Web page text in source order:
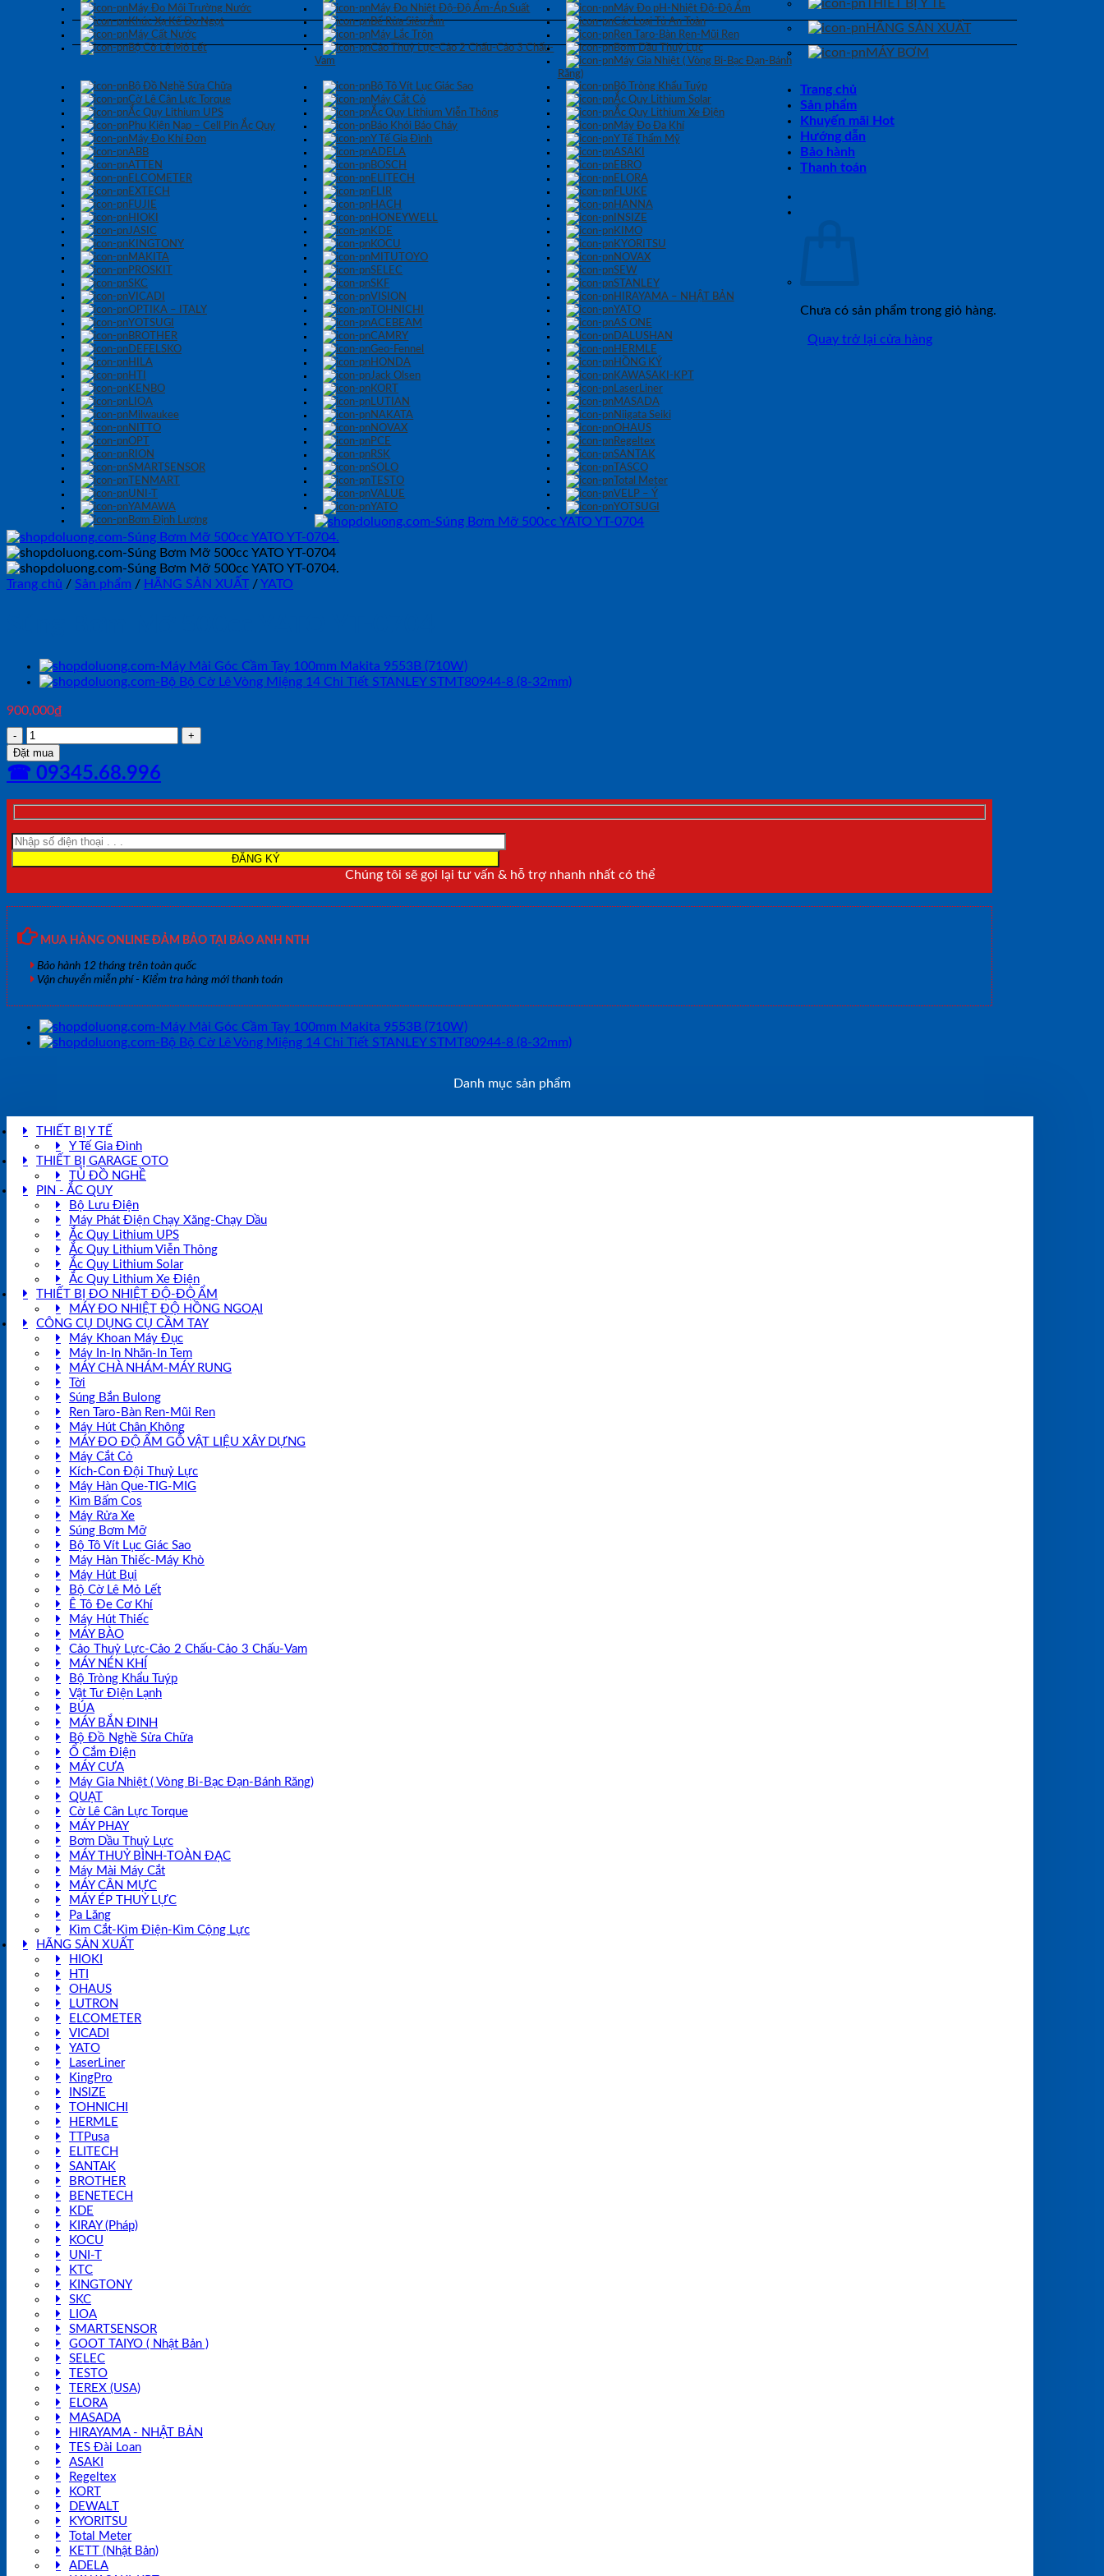
Máy Đo Môi Trường Nước
Máy Đo Nhiệt Độ-Độ Ẩm-Áp Suất
Máy Đo pH-Nhiệt Độ-Độ Ẩm
Khúc Xạ Kế Đo Ngọt
Bể Rửa Siêu Âm
Các Loại Tủ An Toàn
Máy Cất Nước
Máy Lắc Trộn
Ren Taro-Bàn Ren-Mũi Ren
Bộ Cờ Lê Mỏ Lết
Cảo Thuỷ Lực-Cảo 2 Chấu-Cảo 3 Chấu-
Vam
Bơm Dầu Thuỷ Lực
Máy Gia Nhiệt ( Vòng Bi-Bạc Đạn-Bánh
Răng)
Bộ Đồ Nghề Sửa Chữa
Bộ Tô Vít Lục Giác Sao
Bộ Tròng Khẩu Tuýp
Cờ Lê Cân Lực Torque
Máy Cắt Cỏ
Ắc Quy Lithium Solar
Ắc Quy Lithium UPS
Ắc Quy Lithium Viễn Thông
Ắc Quy Lithium Xe Điện
Phụ Kiện Nạp – Cell Pin Ắc Quy
Báo Khói Báo Cháy
Máy Đo Đa Khí
Máy Đo Khí Đơn
THIẾT BỊ Y TẾ
Y Tế Gia Đình Y Tế Thẩm Mỹ
HÃNG SẢN XUẤT
ABB ADELA
ASAKI
ATTEN
BOSCH
EBRO
ELCOMETER
ELITECH
ELORA
EXTECH
FLIR
FLUKE
FUJIE
HACH
HANNA
HIOKI
HONEYWELL
INSIZE
JASIC
KDE
KIMO
KINGTONY
KOCU
KYORITSU
MAKITA
MITUTOYO
NOVAX
PROSKIT
SELEC
SEW
SKC
SKF
STANLEY
VICADI
VISION
HIRAYAMA – NHẬT BẢN
OPTIKA – ITALY
TOHNICHI
YATO
YOTSUGI
ACEBEAM
AS ONE
BROTHER
CAMRY
DALUSHAN
DEFELSKO
Geo-Fennel
HERMLE
HILA
HONDA
HỒNG KÝ
HTI
Jack Olsen
KAWASAKI-KPT
KENBO
KORT
LaserLiner
LIOA
LUTIAN
MASADA
Milwaukee
NAKATA
Niigata Seiki
NITTO
NOVAX
OHAUS
OPT
PCE
Regeltex
RION
RSK
SANTAK
SMARTSENSOR
SOLO
TASCO
TENMART
TESTO
Total Meter
UNI-T
VALUE
VELP – Ý
YAMAWA
YATO YOTSUGI
MÁY BƠM
Bơm Định Lượng
Trang chủ
Sản phẩm
Khuyến mãi Hot
Hướng dẫn
Bảo hành
Thanh toán
Chưa có sản phẩm trong giỏ hàng.
Quay trở lại cửa hàng
Trang chủ / Sản phẩm / HÃNG SẢN XUẤT /YATO
900,000₫
Súng
Bơm
Mỡ
500cc
số
Đặt mua
☎ 09345.68.996
Chúng tôi sẽ gọi lại tư vấn & hỗ trợ nhanh nhất có thể
MUA HÀNG ONLINE ĐẢM BẢO TẠI BẢO ANH NTH
Bảo hành 12 tháng trên toàn quốc
Vận chuyển miễn phí - Kiểm tra hàng mới thanh toán
Danh mục sản phẩm
THIẾT BỊ Y TẾ
Y Tế Gia Đình
THIẾT BỊ GARAGE OTO
TỦ ĐỒ NGHỀ
PIN - ẮC QUY
Bộ Lưu Điện
Máy Phát Điện Chạy Xăng-Chạy Dầu
Ắc Quy Lithium UPS
Ắc Quy Lithium Viễn Thông
Ắc Quy Lithium Solar
Ắc Quy Lithium Xe Điện
THIẾT BỊ ĐO NHIỆT ĐỘ-ĐỘ ẨM
MÁY ĐO NHIỆT ĐỘ HỒNG NGOẠI
CÔNG CỤ DỤNG CỤ CẦM TAY
Máy Khoan Máy Đục
Máy In-In Nhãn-In Tem
MÁY CHÀ NHÁM-MÁY RUNG
Tời
Súng Bắn Bulong
Ren Taro-Bàn Ren-Mũi Ren
Máy Hút Chân Không
MÁY ĐO ĐỘ ẨM GỖ VẬT LIỆU XÂY DỰNG
Máy Cắt Cỏ
Kích-Con Đội Thuỷ Lực
Máy Hàn Que-TIG-MIG
Kìm Bấm Cos
Máy Rửa Xe
Súng Bơm Mỡ
Bộ Tô Vít Lục Giác Sao
Máy Hàn Thiếc-Máy Khò
Máy Hút Bụi
Bộ Cờ Lê Mỏ Lết
Ê Tô Đe Cơ Khí
Máy Hút Thiếc
MÁY BÀO
Cảo Thuỷ Lực-Cảo 2 Chấu-Cảo 3 Chấu-Vam
MÁY NÉN KHÍ
Bộ Tròng Khẩu Tuýp
Vật Tư Điện Lạnh
BÚA
MÁY BẮN ĐINH
Bộ Đồ Nghề Sửa Chữa
Ổ Cắm Điện
MÁY CƯA
Máy Gia Nhiệt ( Vòng Bi-Bạc Đạn-Bánh Răng)
QUẠT
Cờ Lê Cân Lực Torque
MÁY PHAY
Bơm Dầu Thuỷ Lực
MÁY THUỶ BÌNH-TOÀN ĐẠC
Máy Mài Máy Cắt
MÁY CÂN MỰC
MÁY ÉP THUỶ LỰC
Pa Lăng
Kìm Cắt-Kìm Điện-Kìm Cộng Lực
HÃNG SẢN XUẤT
HIOKI
HTI
OHAUS
LUTRON
ELCOMETER
VICADI
YATO
LaserLiner
KingPro
INSIZE
TOHNICHI
HERMLE
TTPusa
ELITECH
SANTAK
BROTHER
BENETECH
KDE
KIRAY (Pháp)
KOCU
UNI-T
KTC
KINGTONY
SKC
LIOA
SMARTSENSOR
GOOT TAIYO ( Nhật Bản )
SELEC
TESTO
TEREX (USA)
ELORA
MASADA
HIRAYAMA - NHẬT BẢN
TES Đài Loan
ASAKI
Regeltex
KORT
DEWALT
KYORITSU
Total Meter
KETT (Nhật Bản)
ADELA